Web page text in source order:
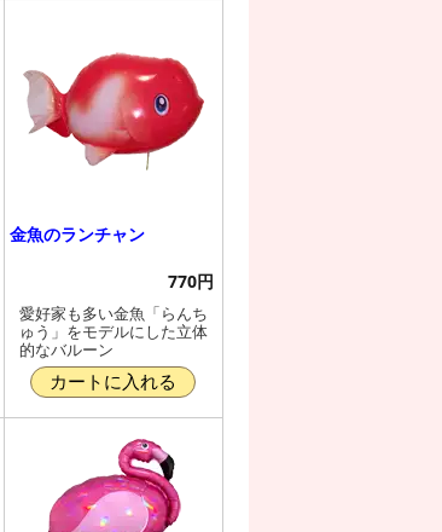
金魚のランチャン
770円
愛好家も多い金魚「らんち
ゅう」をモデルにした立体
的なバルーン
カートに入れる